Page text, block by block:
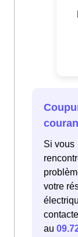
Si vous
votre
au